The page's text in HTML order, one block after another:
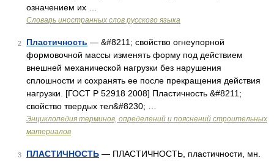
означением их …
Словарь иностранных слов русского языка
2 Пластичность — &#8211; свойство огнеупорной
формовочной массы изменять форму под действием
внешней механической нагрузки без нарушения
сплошности и сохранять ее после прекращения действия
нагрузки. [ГОСТ Р 52918 2008] Пластичность &#8211;
свойство твердых тел&#8230; …
Энциклопедия терминов, определений и пояснений строительных
материалов
3 ПЛАСТИЧНОСТЬ — ПЛАСТИЧНОСТЬ, пластичности, мн.